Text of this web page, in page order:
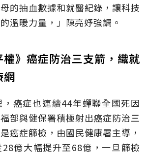
的抽血數據和就醫紀錄，讓科技
溫暖力量，」陳亮妤強調。
》癌症防治三支箭，織就
網
癌症也連續44年蟬聯全國死因
部與健保署積極射出癌症防治三
癌症篩檢，由國民健康署主導，
億大幅提升至68億，一旦篩檢